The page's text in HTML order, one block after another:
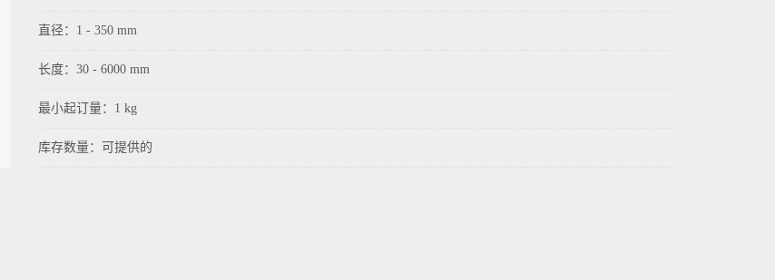
直径：1 - 350 mm
长度：30 - 6000 mm
最小起订量：1 kg
库存数量：可提供的